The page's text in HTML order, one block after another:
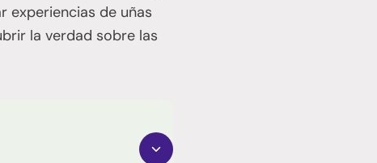
experiencias de uñas
la verdad sobre las